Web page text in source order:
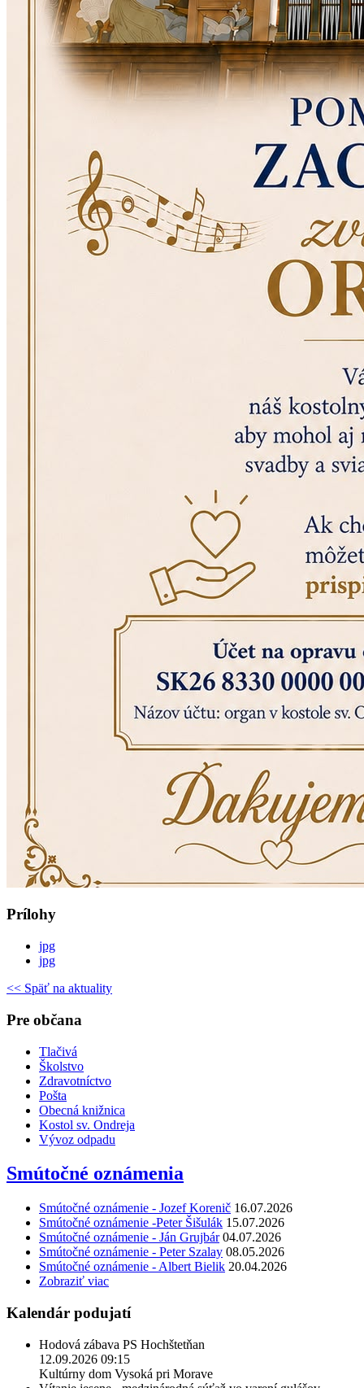
Prílohy
jpg
jpg
<< Späť na aktuality
Pre občana
Tlačivá
Školstvo
Zdravotníctvo
Pošta
Obecná knižnica
Kostol sv. Ondreja
Vývoz odpadu
Smútočné oznámenia
Smútočné oznámenie - Jozef Korenič 16.07.2026
Smútočné oznámenie -Peter Šišulák 15.07.2026
Smútočné oznámenie - Ján Grujbár04.07.2026
Smútočné oznámenie - Peter Szalay 08.05.2026
Smútočné oznámenie - Albert Bielik 20.04.2026
Zobraziť viac
Kalendár podujatí
Hodová zábava PS Hochštetňan
12.09.2026 09:15
Kultúrny dom Vysoká pri Morave